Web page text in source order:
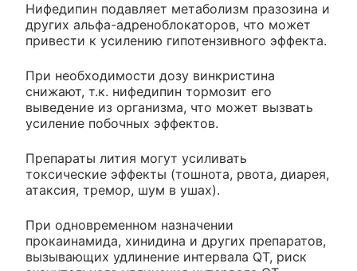
Нифедипин подавляет метаболизм празозина и
других альфа-адреноблокаторов, что может
привести к усилению гипотензивного эффекта.
При необходимости дозу винкристина
снижают, т.к. нифедипин тормозит его
выведение из организма, что может вызвать
усиление побочных эффектов.
Препараты лития могут усиливать
токсические эффекты (тошнота, рвота, диарея,
атаксия, тремор, шум в ушах).
При одновременном назначении
прокаинамида, хинидина и других препаратов,
вызывающих удлинение интервала QT, риск